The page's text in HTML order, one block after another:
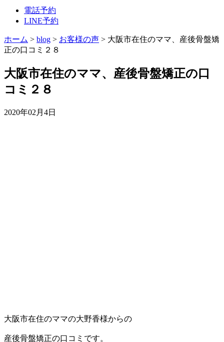
電話予約
LINE予約
ホーム > blog > お客様の声 > 大阪市在住のママ、産後骨盤矯
正の口コミ２８
大阪市在住のママ、産後骨盤矯正の口
コミ２８
2020年02月4日
大阪市在住のママの大野香様からの
産後骨盤矯正の口コミです。